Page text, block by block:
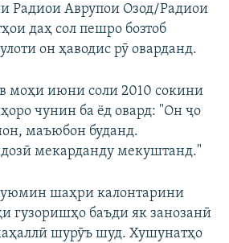
Радиои Аврупои Озод/Радиои
даҳ сол пешро бозтоб
он ҳаводис рӯ оварданд.
моҳи июни соли 2010 сокини
чунин ба ёд овард: "Он ҷо
маъюбон буданд.
мекарданду мекуштанд."
шаҳри калонтарини
гузоришҳо баъди як занозанӣ
шурӯъ шуд. Хушунатҳо